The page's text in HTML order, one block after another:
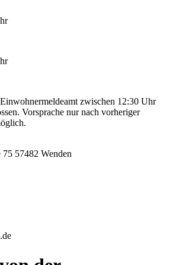
zwischen 12:30 Uhr
Vorsprache nur nach vorheriger
75 57482 Wenden